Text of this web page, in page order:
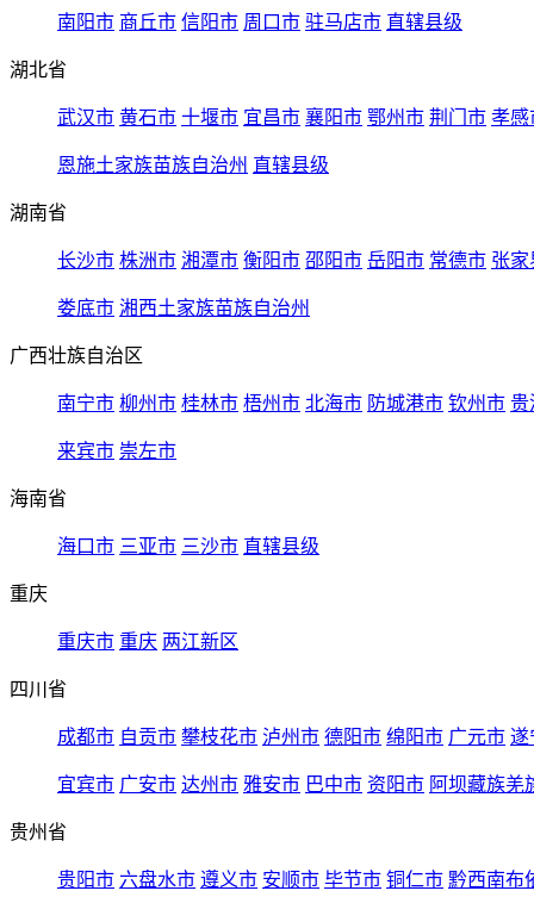
南阳市 商丘市 信阳市 周口市 驻马店市 直辖县级
湖北省
武汉市 黄石市 十堰市 宜昌市 襄阳市 鄂州市 荆门市 孝感
恩施土家族苗族自治州 直辖县级
湖南省
长沙市 株洲市 湘潭市 衡阳市 邵阳市 岳阳市 常德市 张家
娄底市 湘西土家族苗族自治州
广西壮族自治区
南宁市 柳州市 桂林市 梧州市 北海市 防城港市 钦州市 贵
来宾市 崇左市
海南省
海口市 三亚市 三沙市 直辖县级
重庆
重庆市 重庆 两江新区
四川省
成都市 自贡市 攀枝花市 泸州市 德阳市 绵阳市 广元市 遂
宜宾市 广安市 达州市 雅安市 巴中市 资阳市 阿坝藏族羌
贵州省
贵阳市 六盘水市 遵义市 安顺市 毕节市 铜仁市 黔西南布